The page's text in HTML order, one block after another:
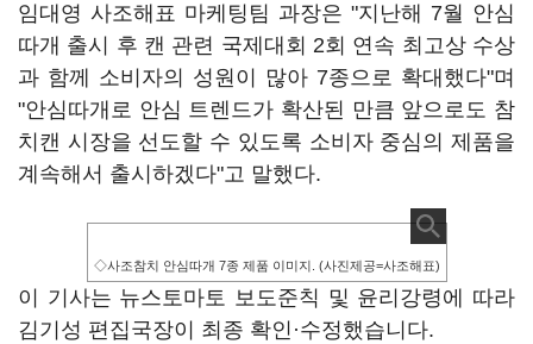
임대영 사조해표 마케팅팀 과장은 "지난해 7월 안심
따개 출시 후 캔 관련 국제대회 2회 연속 최고상 수상
과 함께 소비자의 성원이 많아 7종으로 확대했다"며
"안심따개로 안심 트렌드가 확산된 만큼 앞으로도 참
치캔 시장을 선도할 수 있도록 소비자 중심의 제품을
계속해서 출시하겠다"고 말했다.
◇사조참치 안심따개 7종 제품 이미지. (사진제공=사조해표)
이 기사는 뉴스토마토 보도준칙 및 윤리강령에 따라
김기성 편집국장이 최종 확인·수정했습니다.